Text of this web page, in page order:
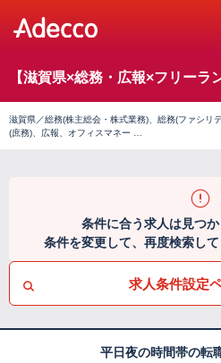
【滋賀県×総務・広報×フリーラ
滋賀県／総務(株主総会・株式業務)、総務(ファシリ
(庶務)、広報、オフィスマネー …
条件に合う求人は見つか
条件を変更して、再度検索し
求人条件設定
平日夜の時間帯の転